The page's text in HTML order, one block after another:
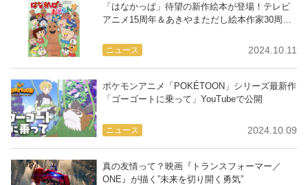
ニュース 2024.10.11
「はなかっぱ」待望の新作絵本が登場！テレビ
アニメ15周年＆あきやまただし絵本作家30周年
ニュース 2024.10.09
ポケモンアニメ「POKÉTOON」シリーズ最新作
「ゴーゴートに乗って」YouTubeで公開
真の友情って？映画『トランスフォーマー／
ONE』が描く”未来を切り開く勇気”